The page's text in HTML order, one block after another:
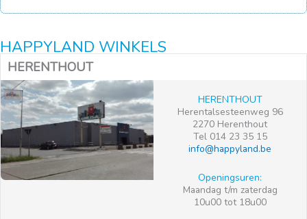
HAPPYLAND WINKELS
HERENTHOUT
HERENTHOUT
Herentalsesteenweg 96
2270 Herenthout
Tel 014 23 35 15
info@happyland.be
Openingsuren:
Maandag t/m zaterdag
10u00 tot 18u00